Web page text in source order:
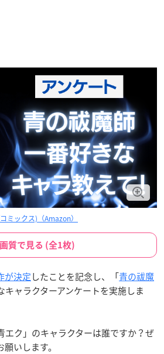
ミックス)（Amazon）
質で見る (全1枚)
が決定したことを記念し、「青の祓魔
キャラクターアンケートを実施しま
エク」のキャラクターは誰ですか？ぜ
いします。